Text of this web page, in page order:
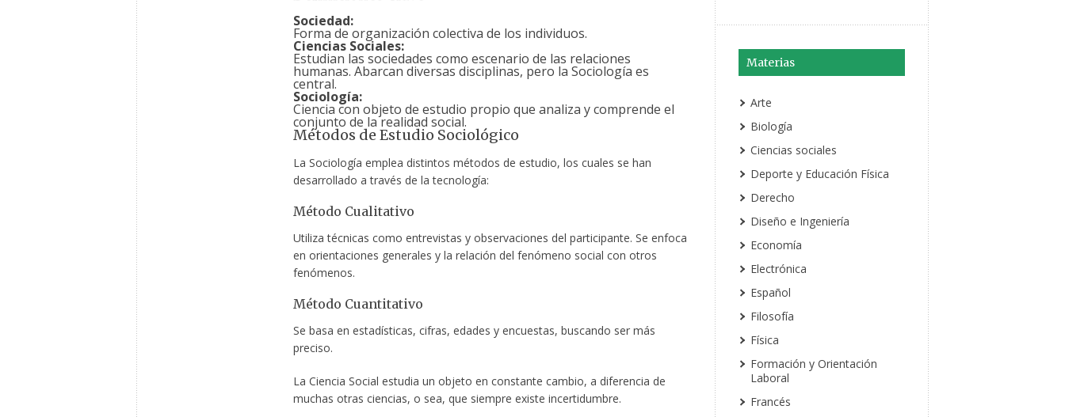
Sociedad:
Forma de organización colectiva de los individuos.
Ciencias Sociales:
Estudian las sociedades como escenario de las relaciones
humanas. Abarcan diversas disciplinas, pero la Sociología es
central.
Sociología:
Ciencia con objeto de estudio propio que analiza y comprende el
conjunto de la realidad social.
Métodos de Estudio Sociológico
La Sociología emplea distintos métodos de estudio, los cuales se han
desarrollado a través de la tecnología:
Método Cualitativo
Utiliza técnicas como entrevistas y observaciones del participante. Se enfoca
en orientaciones generales y la relación del fenómeno social con otros
fenómenos.
Método Cuantitativo
Se basa en estadísticas, cifras, edades y encuestas, buscando ser más
preciso.
La Ciencia Social estudia un objeto en constante cambio, a diferencia de
muchas otras ciencias, o sea, que siempre existe incertidumbre.
Materias
Arte
Biología
Ciencias sociales
Deporte y Educación Física
Derecho
Diseño e Ingeniería
Economía
Electrónica
Español
Filosofía
Física
Formación y Orientación
Laboral
Francés